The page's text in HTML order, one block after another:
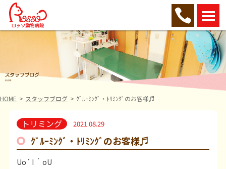
HOME スタッフブログ ｸﾞﾙｰﾐﾝｸﾞ・ﾄﾘﾐﾝｸﾞのお客様♬
トリミング 2021.08.29
ｸﾞﾙｰﾐﾝｸﾞ・ﾄﾘﾐﾝｸﾞのお客様♬
Uo´ I ｀oU